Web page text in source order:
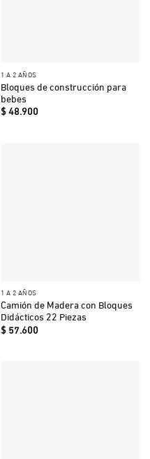
1 A 2 AÑOS
Bloques de construcción para
bebes
$48.900
1 A 2 AÑOS
Camión de Madera con Bloques
Didácticos 22 Piezas
$57.600